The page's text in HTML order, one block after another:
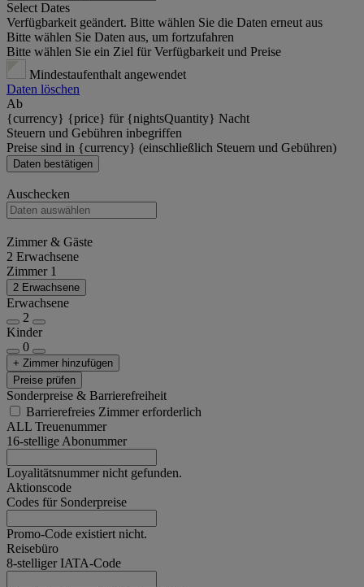
Select Dates
Verfügbarkeit geändert. Bitte wählen Sie die Daten erneut aus
Bitte wählen Sie Daten aus, um fortzufahren
Bitte wählen Sie ein Ziel für Verfügbarkeit und Preise
Mindestaufenthalt angewendet
Daten löschen
Ab
{currency} {price} für {nightsQuantity} Nacht
Steuern und Gebühren inbegriffen
Preise sind in {currency} (einschließlich Steuern und Gebühren)
Daten bestätigen
Auschecken
Zimmer & Gäste
2 Erwachsene
Zimmer 1
2 Erwachsene
Erwachsene
2
Kinder
0
+ Zimmer hinzufügen
Preise prüfen
Sonderpreise & Barrierefreiheit
Barrierefreies Zimmer erforderlich
ALL Treuenummer
16-stellige Abonummer
Loyalitätsnummer nicht gefunden.
Aktionscode
Codes für Sonderpreise
Promo-Code existiert nicht.
Reisebüro
8-stelliger IATA-Code